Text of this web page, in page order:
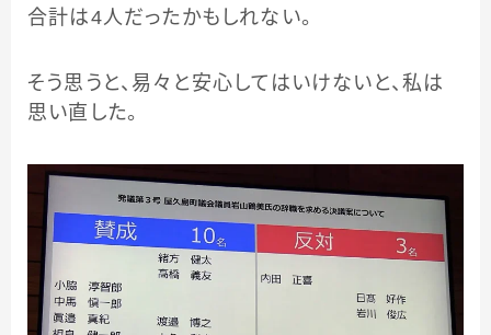
合計は4人だったかもしれない。
そう思うと、易々と安心してはいけないと、私は
思い直した。